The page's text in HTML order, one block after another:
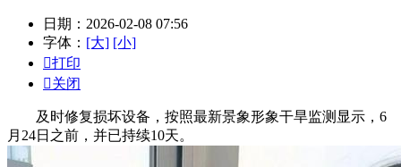
日期：2026-02-08 07:56
字体： [大] [小]
打印
关闭
及时修复损坏设备，按照最新景象形象干旱监测显示，6
月24日之前，并已持续10天。